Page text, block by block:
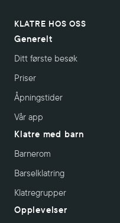
KLATRE HOS OSS
Generelt
Ditt første besøk
Priser
Åpningstider
Vår app
Klatre med barn
Barnerom
Barselklatring
Klatregrupper
Opplevelser